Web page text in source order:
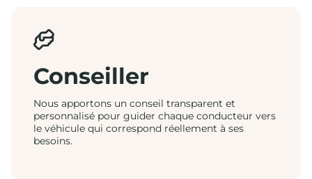
Conseiller
Nous apportons un conseil transparent et
personnalisé pour guider chaque conducteur vers
le véhicule qui correspond réellement à ses
besoins.